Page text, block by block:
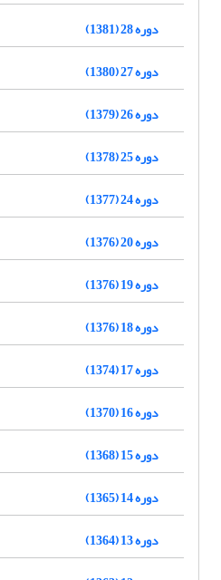
دوره 28 (1381)
دوره 27 (1380)
دوره 26 (1379)
دوره 25 (1378)
دوره 24 (1377)
دوره 20 (1376)
دوره 19 (1376)
دوره 18 (1376)
دوره 17 (1374)
دوره 16 (1370)
دوره 15 (1368)
دوره 14 (1365)
دوره 13 (1364)